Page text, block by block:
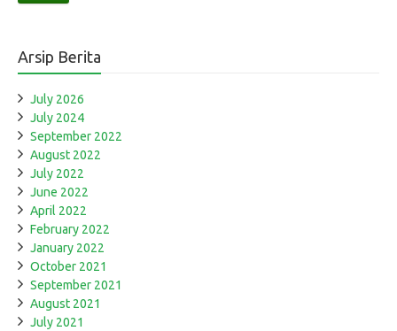
Arsip Berita
July 2026
July 2024
September 2022
August 2022
July 2022
June 2022
April 2022
February 2022
January 2022
October 2021
September 2021
August 2021
July 2021